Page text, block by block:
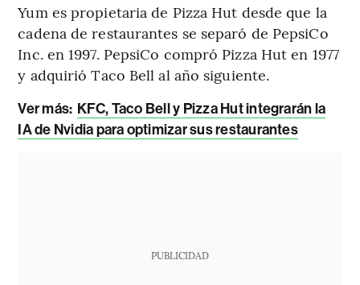
Yum es propietaria de Pizza Hut desde que la
cadena de restaurantes se separó de PepsiCo
Inc. en 1997. PepsiCo compró Pizza Hut en 1977
y adquirió Taco Bell al año siguiente.
Ver más: KFC, Taco Bell y Pizza Hut integrarán la
IA de Nvidia para optimizar sus restaurantes
PUBLICIDAD